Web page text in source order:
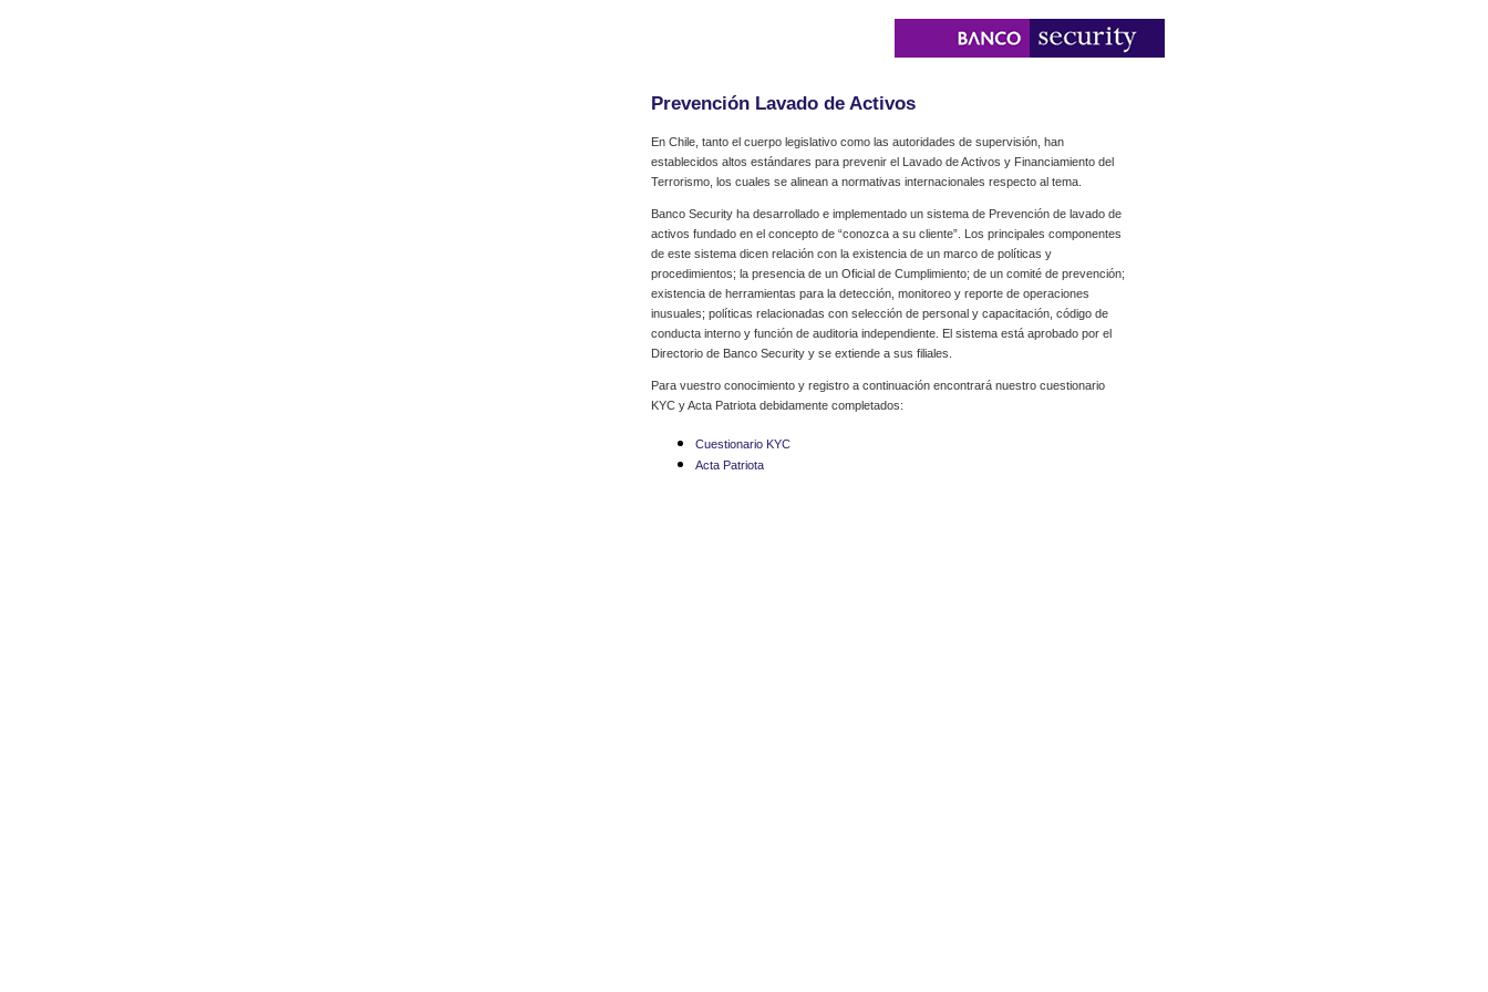
Prevención Lavado de Activos
En Chile, tanto el cuerpo legislativo como las autoridades de supervisión, han
establecidos altos estándares para prevenir el Lavado de Activos y Financiamiento del
Terrorismo, los cuales se alinean a normativas internacionales respecto al tema.
Banco Security ha desarrollado e implementado un sistema de Prevención de lavado de
activos fundado en el concepto de “conozca a su cliente”. Los principales componentes
de este sistema dicen relación con la existencia de un marco de políticas y
procedimientos; la presencia de un Oficial de Cumplimiento; de un comité de prevención;
existencia de herramientas para la detección, monitoreo y reporte de operaciones
inusuales; políticas relacionadas con selección de personal y capacitación, código de
conducta interno y función de auditoria independiente. El sistema está aprobado por el
Directorio de Banco Security y se extiende a sus filiales.
Para vuestro conocimiento y registro a continuación encontrará nuestro cuestionario
KYC y Acta Patriota debidamente completados:
Cuestionario KYC
Acta Patriota